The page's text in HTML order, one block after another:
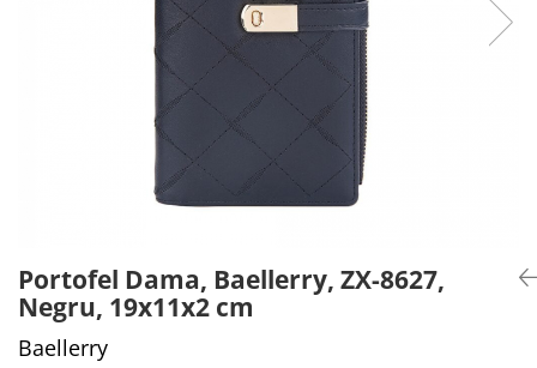
PORTOFELE DAMĂ
RUCSACURI DAMĂ
Portofel Dama, Baellerry, ZX-8627,
Negru, 19x11x2 cm
Baellerry